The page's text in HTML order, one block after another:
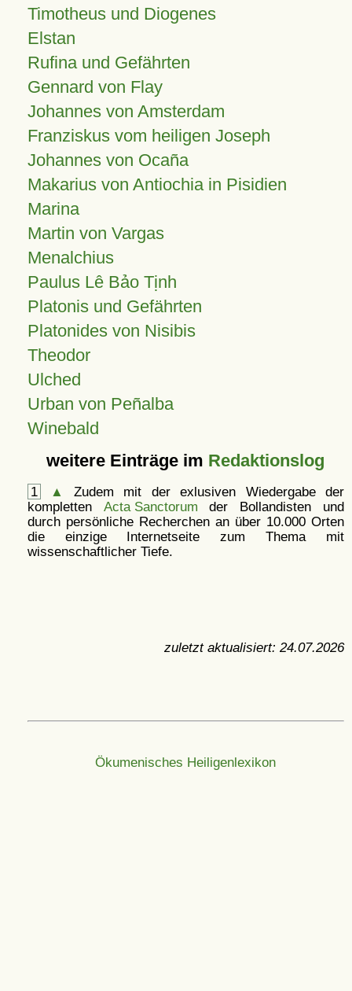
Timotheus und Diogenes
Elstan
Rufina und Gefährten
Gennard von Flay
Johannes von Amsterdam
Franziskus vom heiligen Joseph
Johannes von Ocaña
Makarius von Antiochia in Pisidien
Marina
Martin von Vargas
Menalchius
Paulus Lê Bảo Tịnh
Platonis und Gefährten
Platonides von Nisibis
Theodor
Ulched
Urban von Peñalba
Winebald
weitere Einträge im Redaktionslog
1 ▲
Zudem mit der exlusiven Wiedergabe der
kompletten Acta Sanctorum der Bollandisten und
durch persönliche Recherchen an über 10.000 Orten
die einzige Internetseite zum Thema mit
wissenschaftlicher Tiefe.
zuletzt aktualisiert: 24.07.2026
Ökumenisches Heiligenlexikon